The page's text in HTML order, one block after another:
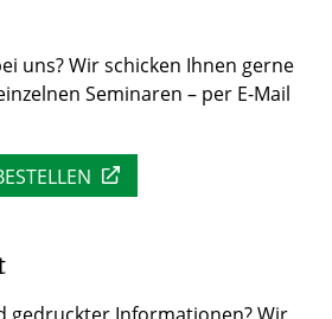
uns? Wir schicken Ihnen gerne
Seminaren – per E-Mail
gedruckter Informationen? Wir